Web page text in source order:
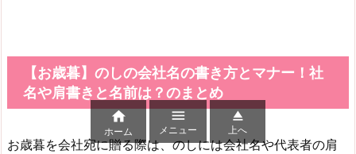
【お歳暮】のしの会社名の書き方とマナー！社
名や肩書きと名前は？のまとめ
お歳暮を会社宛に贈る際は、のしには会社名や代表者の肩

ホーム

メニュー

上へ